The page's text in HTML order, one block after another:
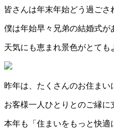
皆さんは年末年始どう過ごさ
僕は年始早々兄弟の結婚式が
天気にも恵まれ景色がとても
昨年は、たくさんのお住まい
お客様一人ひとりとのご縁に
本年も「住まいをもっと快適